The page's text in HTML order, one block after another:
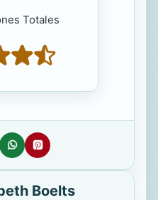
Totales
Boelts